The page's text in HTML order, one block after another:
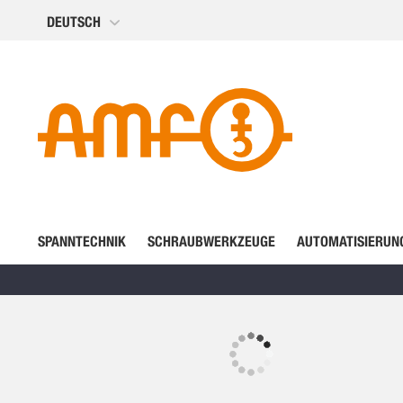
Direkt
DEUTSCH
SPANNTECHNIK SCHRAUBWERKZEUGE